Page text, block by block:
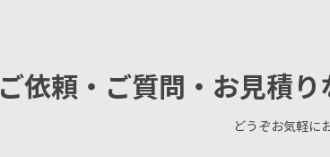
ご依頼・ご質問・お見積り
どうぞお気軽に